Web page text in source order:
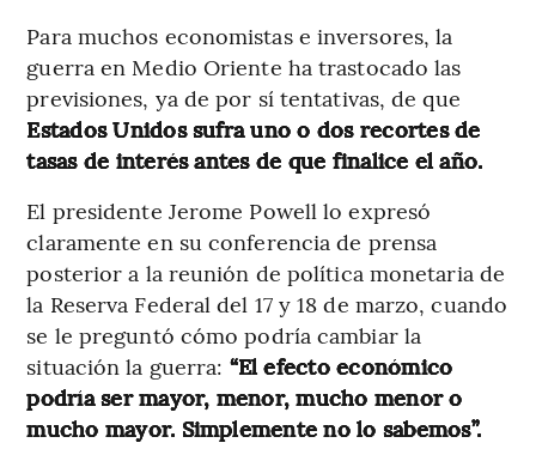
Para muchos economistas e inversores, la
guerra en Medio Oriente ha trastocado las
previsiones, ya de por sí tentativas, de que
Estados Unidos sufra uno o dos recortes de
tasas de interés antes de que finalice el año.
El presidente Jerome Powell lo expresó
claramente en su conferencia de prensa
posterior a la reunión de política monetaria de
la Reserva Federal del 17 y 18 de marzo, cuando
se le preguntó cómo podría cambiar la
situación la guerra: “El efecto económico
podría ser mayor, menor, mucho menor o
mucho mayor. Simplemente no lo sabemos”.